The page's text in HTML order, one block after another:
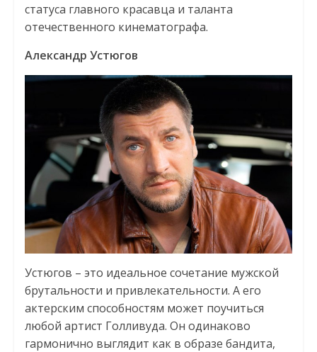
статуса главного красавца и таланта
отечественного кинематографа.
Александр Устюгов
Устюгов – это идеальное сочетание мужской
брутальности и привлекательности. А его
актерским способностям может поучиться
любой артист Голливуда. Он одинаково
гармонично выглядит как в образе бандита,